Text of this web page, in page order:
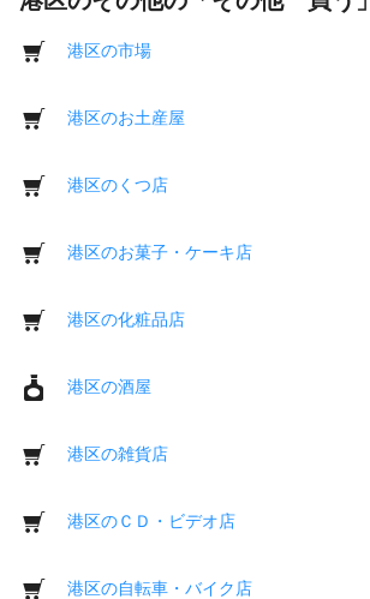
港区の市場
港区のお土産屋
港区のくつ店
港区のお菓子・ケーキ店
港区の化粧品店
港区の酒屋
港区の雑貨店
港区のＣＤ・ビデオ店
港区の自転車・バイク店